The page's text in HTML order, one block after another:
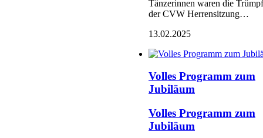
Tänzerinnen waren die
der CVW Herrensitzung…
13.02.2025
Volles Programm zum
Jubiläum
Volles Programm zum
Jubiläum